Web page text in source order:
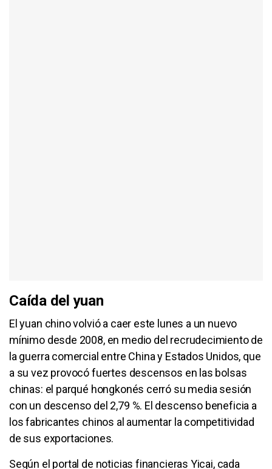
Caída del yuan
El yuan chino volvió a caer este lunes a un nuevo
mínimo desde 2008, en medio del recrudecimiento de
la guerra comercial entre China y Estados Unidos, que
a su vez provocó fuertes descensos en las bolsas
chinas: el parqué hongkonés cerró su media sesión
con un descenso del 2,79 %. El descenso beneficia a
los fabricantes chinos al aumentar la competitividad
de sus exportaciones.
Según el portal de noticias financieras Yicai, cada